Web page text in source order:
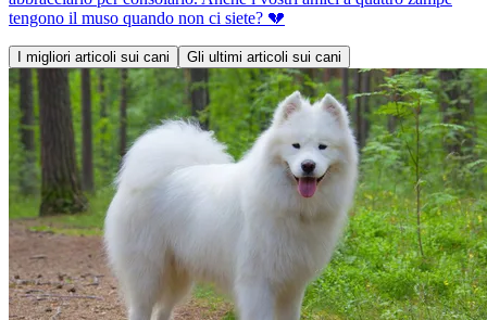
tengono il muso quando non ci siete? 💔
I migliori articoli sui cani Gli ultimi articoli sui cani